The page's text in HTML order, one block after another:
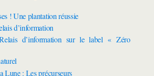
! Une plantation réussie
d’information
d’information sur le label « Zéro
Lune : Les précurseurs